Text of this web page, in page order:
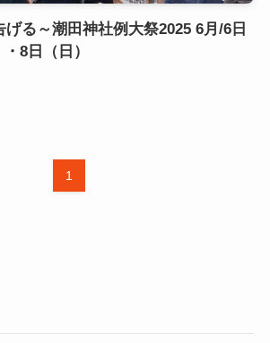
る～潮田神社例大祭2025 6月/6日
8日（日）
1